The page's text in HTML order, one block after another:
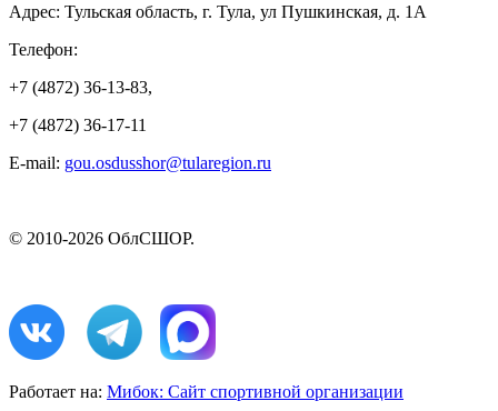
Адрес: Тульская область, г. Тула, ул Пушкинская, д. 1А
Телефон:
+7 (4872) 36-13-83,
+7 (4872) 36-17-11
E-mail: gou.osdusshor@tularegion.ru
© 2010-2026 ОблСШОР.
Работает на: Мибок: Сайт спортивной организации